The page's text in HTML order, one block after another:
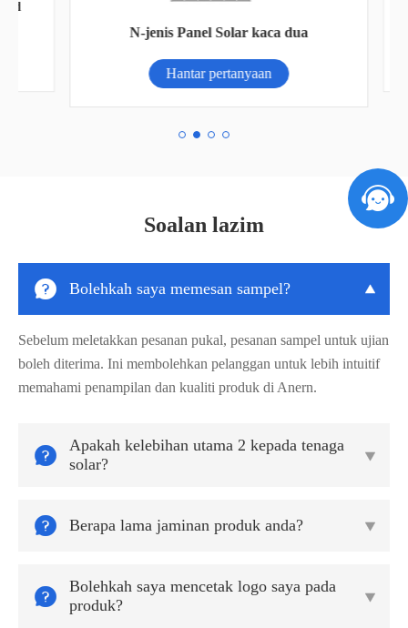
N-jenis Panel Solar kaca dua
Hantar pertanyaan
Soalan lazim
 Bolehkah saya memesan sampel? 
Sebelum meletakkan pesanan pukal, pesanan sampel untuk ujian
boleh diterima. Ini membolehkan pelanggan untuk lebih intuitif
memahami penampilan dan kualiti produk di Anern.

Apakah kelebihan utama 2 kepada tenaga
solar?

 Berapa lama jaminan produk anda? 

Bolehkah saya mencetak logo saya pada
produk?
